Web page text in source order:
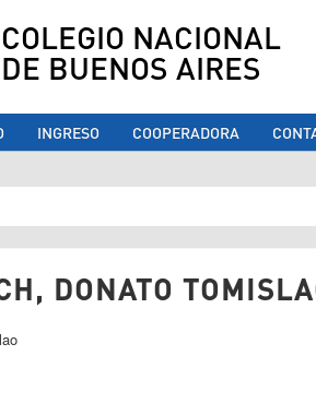
COLEGIO NACIONAL
DE BUENOS AIRES
INGRESO COOPERADORA
usted aquí
DONATO